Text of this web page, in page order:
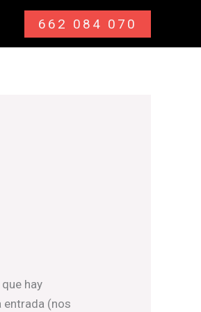
662 084 070
hay
entrada (nos